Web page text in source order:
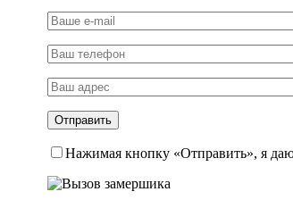
Нажимая кнопку «Отправить», я